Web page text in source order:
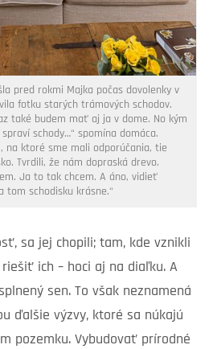
pred rokmi Majka počas dovolenky v
fotku starých trámových schodov.
také budem mať aj ja v dome. No kým
schody…“ spomína domáca.
na ktoré sme mali odporúčania, tie
Tvrdili, že nám dopraská drevo.
Ja to tak chcem. A áno, vidieť
tom schodisku krásne.“
sa jej chopili; tam, kde vznikli
ich – hoci aj na diaľku. A
sen. To však neznamená
ďalšie výzvy, ktoré sa núkajú
pozemku. Vybudovať prírodné